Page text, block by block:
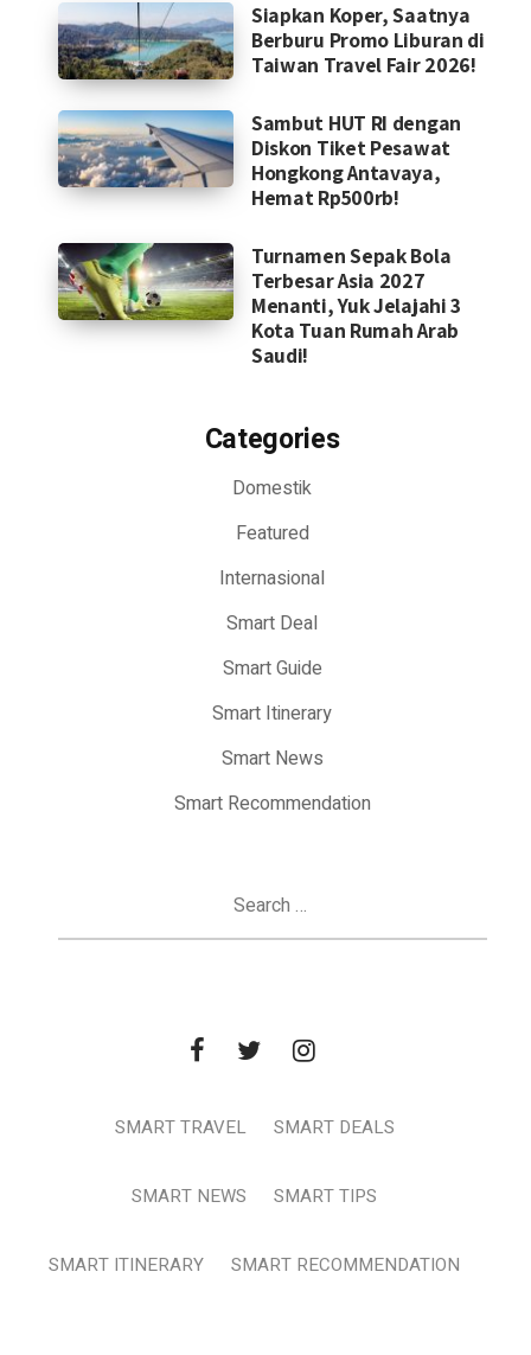
Siapkan Koper, Saatnya
Berburu Promo Liburan di
Taiwan Travel Fair 2026!
Sambut HUT RI dengan
Diskon Tiket Pesawat
Hongkong Antavaya,
Hemat Rp500rb!
Turnamen Sepak Bola
Terbesar Asia 2027
Menanti, Yuk Jelajahi 3
Kota Tuan Rumah Arab
Saudi!
Categories
Domestik
Featured
Internasional
Smart Deal
Smart Guide
Smart Itinerary
Smart News
Smart Recommendation
SMART TRAVEL SMART DEALS
SMART NEWS SMART TIPS
SMART ITINERARY SMART RECOMMENDATION